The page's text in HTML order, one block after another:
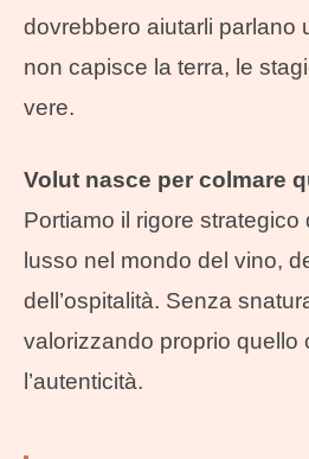
dovrebbero aiutarli parlano
non capisce la terra, le
vere.
Volut nasce per colmare
Portiamo il rigore strategico
lusso nel mondo del vino,
dell’ospitalità. Senza
valorizzando proprio quello
l’autenticità.